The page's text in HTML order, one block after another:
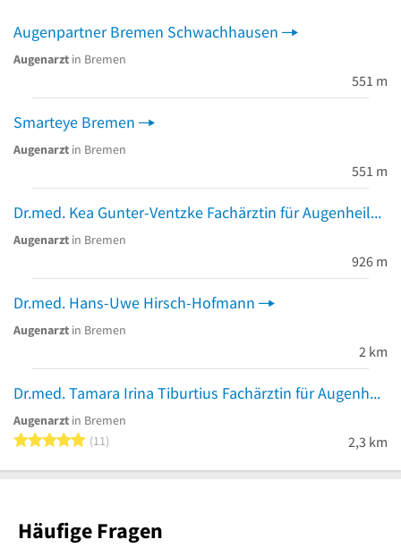
Augenpartner Bremen Schwachhausen
Augenarzt in Bremen
551 m
Smarteye Bremen
Augenarzt in Bremen
551 m
Dr.med. Kea Gunter-Ventzke Fachärztin für Augenheilkunde
Augenarzt in Bremen
926 m
Dr.med. Hans-Uwe Hirsch-Hofmann
Augenarzt in Bremen
2 km
Dr.med. Tamara Irina Tiburtius Fachärztin für Augenheilkunde
Augenarzt in Bremen
5 von 5 Sternen
11 2,3 km
Häufige Fragen